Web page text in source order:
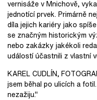
vernisáže v Mnichově,
jednotící prvek. Primárně
díla jejich kariéry jako
se značným historickým
nebo zakázky jakékoli
událostí účastnili z vlastní
KAREL CUDLÍN,
jsem běhal po ulicích a
nezažiju."